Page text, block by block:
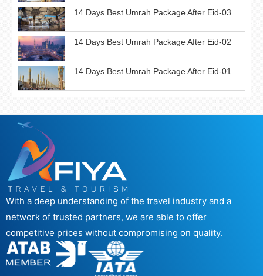
14 Days Best Umrah Package After Eid-03
14 Days Best Umrah Package After Eid-02
14 Days Best Umrah Package After Eid-01
With a deep understanding of the travel industry and a
network of trusted partners, we are able to offer
competitive prices without compromising on quality.